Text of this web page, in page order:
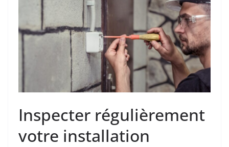
Inspecter régulièrement
votre installation